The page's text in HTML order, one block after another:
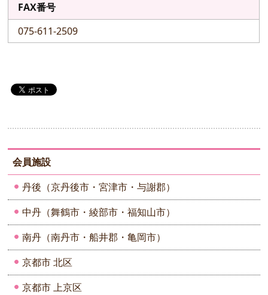
FAX番号
075-611-2509
会員施設
丹後（京丹後市・宮津市・与謝郡）
中丹（舞鶴市・綾部市・福知山市）
南丹（南丹市・船井郡・亀岡市）
京都市 北区
京都市 上京区